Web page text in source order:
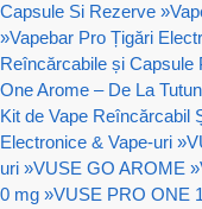
Capsule Si Rezerve »
»Vapebar Pro Țigări
Reîncărcabile și Capsule
One Arome – De La
Kit de Vape Reîncărcabil
Electronice & Vape-uri »
uri »VUSE GO AROME »
0 mg »VUSE PRO ONE